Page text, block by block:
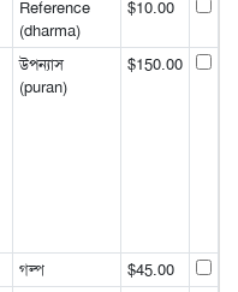
Reference
(dharma)
$10.00
উপন্যাস
(puran)
$150.00
গল্প $45.00